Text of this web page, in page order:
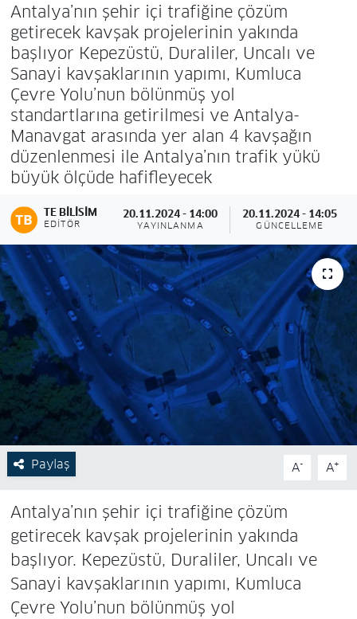
Antalya’nın şehir içi trafiğine çözüm
getirecek kavşak projelerinin yakında
başlıyor Kepezüstü, Duraliler, Uncalı ve
Sanayi kavşaklarının yapımı, Kumluca
Çevre Yolu’nun bölünmüş yol
standartlarına getirilmesi ve Antalya-
Manavgat arasında yer alan 4 kavşağın
düzenlenmesi ile Antalya’nın trafik yükü
büyük ölçüde hafifleyecek
TE BILISIM
EDITÖR
20.11.2024 - 14:00
YAYINLANMA
20.11.2024 - 14:05
GÜNCELLEME
Paylaş A- A+
Antalya’nın şehir içi trafiğine çözüm
getirecek kavşak projelerinin yakında
başlıyor. Kepezüstü, Duraliler, Uncalı ve
Sanayi kavşaklarının yapımı, Kumluca
Çevre Yolu’nun bölünmüş yol